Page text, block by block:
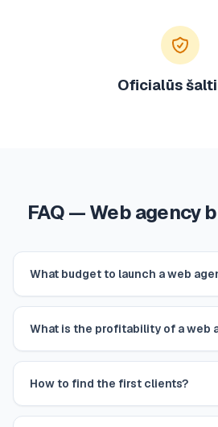
Oficialūs
FAQ — Web agency
What budget to launch a web
What is the profitability of a web
How to find the first clients?